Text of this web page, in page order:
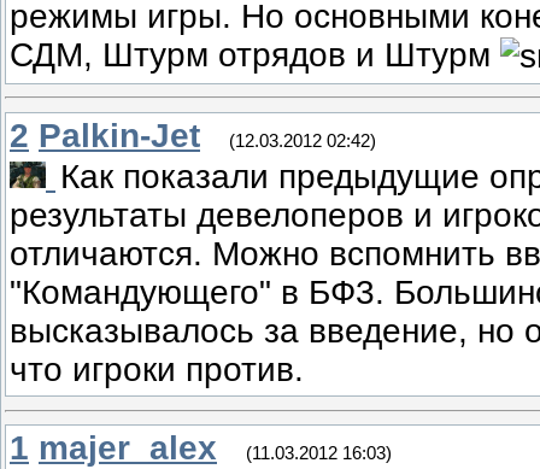
режимы игры. Но основными
СДМ, Штурм отрядов и Штурм
2 Palkin-Jet (12.03.2012 02:42)
Как показали предыдущие
результаты девелоперов и
отличаются. Можно вспомнить
"Командующего" в БФ3.
высказывалось за введение, но
что игроки против.
1 majer_alex (11.03.2012 16:03)